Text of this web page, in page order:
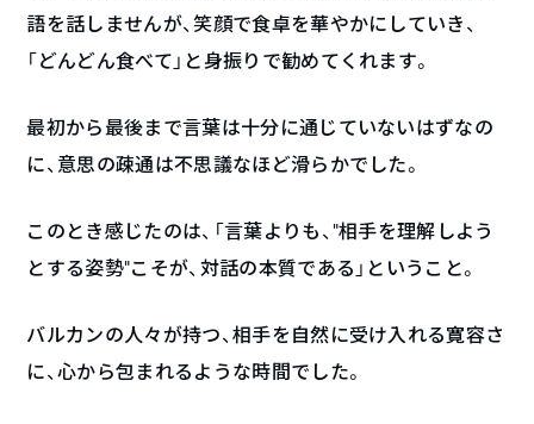
語を話しませんが、笑顔で食卓を華やかにしていき、
「どんどん食べて」と身振りで勧めてくれます。
最初から最後まで言葉は十分に通じていないはずなの
に、意思の疎通は不思議なほど滑らかでした。
このとき感じたのは、「言葉よりも、“相手を理解しよう
とする姿勢”こそが、対話の本質である」ということ。
バルカンの人々が持つ、相手を自然に受け入れる寛容さ
に、心から包まれるような時間でした。